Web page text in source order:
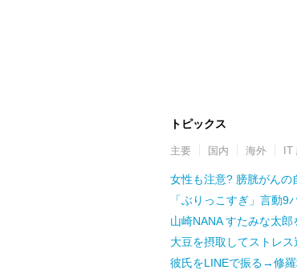
トピックス
主要 国内 海外 IT
女性も注意? 膀胱がんの
「ぶりっこすぎ」言動9
山崎NANA すたみな太郎
大豆を摂取してストレス
彼氏をLINEで振る→修